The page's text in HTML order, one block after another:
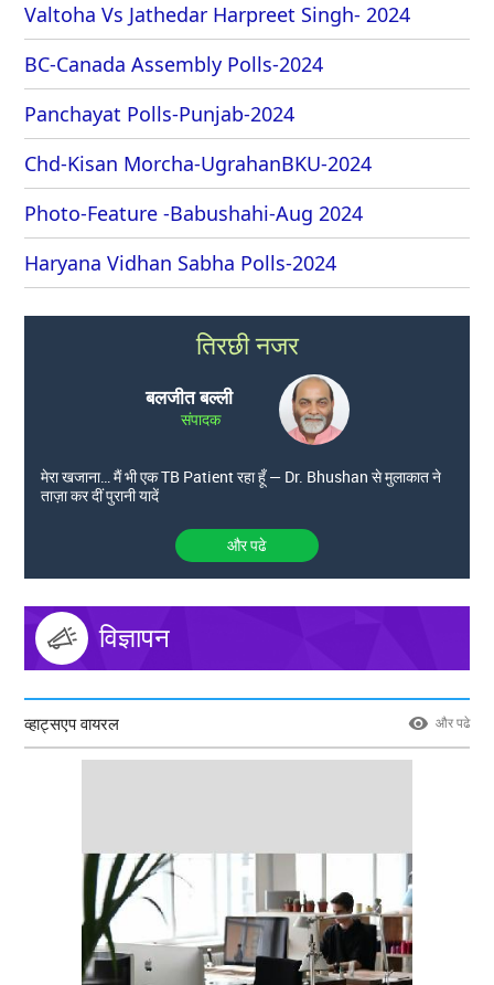
Valtoha Vs Jathedar Harpreet Singh- 2024
BC-Canada Assembly Polls-2024
Panchayat Polls-Punjab-2024
Chd-Kisan Morcha-UgrahanBKU-2024
Photo-Feature -Babushahi-Aug 2024
Haryana Vidhan Sabha Polls-2024
तिरछी नजर
बलजीत बल्ली
संपादक
मेरा खजाना… मैं भी एक TB Patient रहा हूँ — Dr. Bhushan से मुलाकात ने
ताज़ा कर दीं पुरानी यादें
और पढे
विज्ञापन
व्हाट्सएप वायरल और पढे